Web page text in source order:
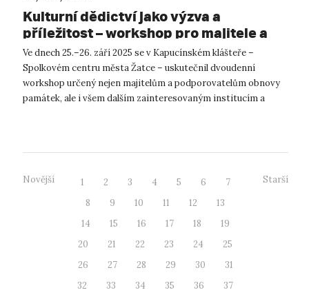
Kulturní dědictví jako výzva a
příležitost – workshop pro majitele a
podporovatele obnovy památek
Ve dnech 25.–26. září 2025 se v Kapucínském klášteře –
Spolkovém centru města Žatce – uskutečnil dvoudenní
workshop určený nejen majitelům a podporovatelům obnovy
památek, ale i všem dalším zainteresovaným institucím a
Novější 1 2 3 4 5 6
7
8
9 10 11 12
13
14
15 16 17 18
19
20
21 22 23 24
25
26
27 28 29 30
31
32
33 34 35 36
37
Starší